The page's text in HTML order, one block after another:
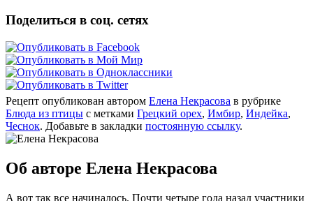
Поделиться в соц. сетях
Рецепт опубликован автором Елена Некрасова в рубрике
Блюда из птицы с метками Грецкий орех, Имбир, Индейка,
Чеснок. Добавьте в закладки постоянную ссылку.
Об авторе Елена Некрасова
А вот так все начиналось. Почти четыре года назад участники